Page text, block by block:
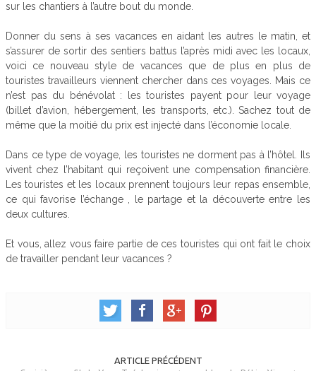
sur les chantiers à l’autre bout du monde.
Donner du sens à ses vacances en aidant les autres le matin, et
s’assurer de sortir des sentiers battus l’après midi avec les locaux,
voici ce nouveau style de vacances que de plus en plus de
touristes travailleurs viennent chercher dans ces voyages. Mais ce
n’est pas du bénévolat : les touristes payent pour leur voyage
(billet d’avion, hébergement, les transports, etc.). Sachez tout de
même que la moitié du prix est injecté dans l’économie locale.
Dans ce type de voyage, les touristes ne dorment pas à l’hôtel. Ils
vivent chez l’habitant qui reçoivent une compensation financière.
Les touristes et les locaux prennent toujours leur repas ensemble,
ce qui favorise l’échange , le partage et la découverte entre les
deux cultures.
Et vous, allez vous faire partie de ces touristes qui ont fait le choix
de travailler pendant leur vacances ?
ARTICLE PRÉCÉDENT